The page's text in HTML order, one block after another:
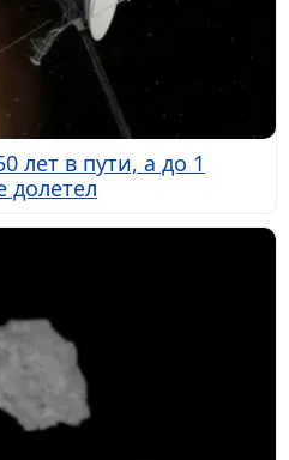
лет в пути, а до 1
долетел